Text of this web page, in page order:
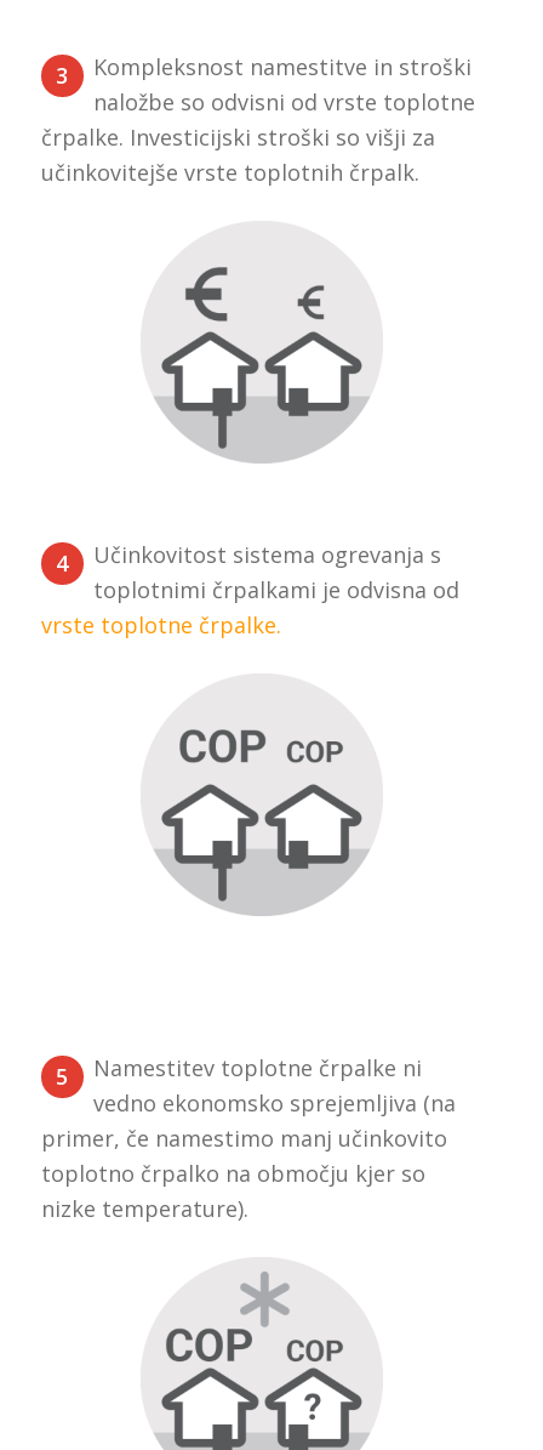
3
Kompleksnost namestitve in stroški
naložbe so odvisni od vrste toplotne
črpalke. Investicijski stroški so višji za
učinkovitejše vrste toplotnih črpalk.
4
Učinkovitost sistema ogrevanja s
toplotnimi črpalkami je odvisna od
vrste toplotne črpalke.
5
Namestitev toplotne črpalke ni
vedno ekonomsko sprejemljiva (na
primer, če namestimo manj učinkovito
toplotno črpalko na območju kjer so
nizke temperature).